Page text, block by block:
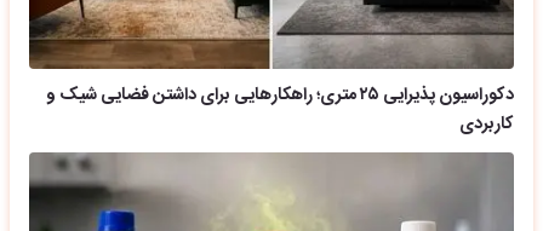
دکوراسیون پذیرایی ۲۵ متری؛ راهکارهایی برای داشتن فضایی شیک و
کاربردی